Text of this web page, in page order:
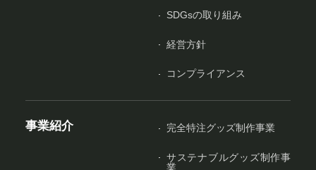
SDGsの取り組み
経営方針
コンプライアンス
事業紹介 完全特注グッズ制作事業
サステナブルグッズ制作事
業